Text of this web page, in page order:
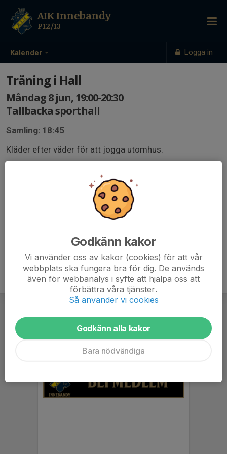
Kalender Logga in
AIK Innebandy
P12/13
Träning i Hall
Måndag 8 jun, 19:00-20:30
Tallbacka sporthall
Samling: 18:45
Kläder efter väder för att jogga utomhus.
Godkänn kakor
Vi använder oss av kakor (cookies) för att vår
webbplats ska fungera bra för dig. De används
även för webbanalys i syfte att hjälpa oss att
förbättra våra tjänster.
Så använder vi cookies
Godkänn alla kakor
Bara nödvändiga